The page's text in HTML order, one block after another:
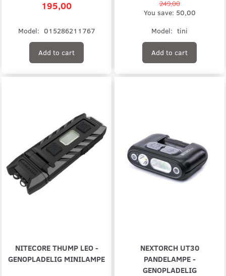
195,00
Model: 015286211767
Add to cart
249,00
You save: 50,00
Model: tini
Add to cart
NITECORE THUMP LEO -
GENOPLADELIG MINILAMPE
NEXTORCH UT30
PANDELAMPE -
GENOPLADELIG